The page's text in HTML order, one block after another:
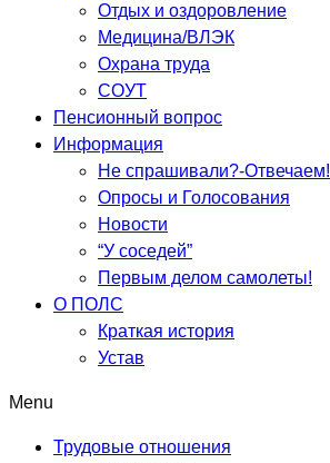
Отдых и оздоровление
Медицина/ВЛЭК
Охрана труда
СОУТ
Пенсионный вопрос
Информация
Не спрашивали?-Отвечаем!
Опросы и Голосования
Новости
“У соседей”
Первым делом самолеты!
О ПОЛС
Краткая история
Устав
Menu
Трудовые отношения